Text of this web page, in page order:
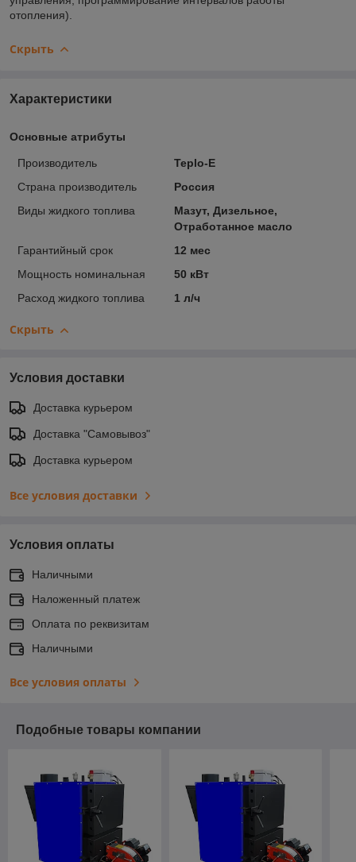
отопления).
Скрыть
Характеристики
Основные атрибуты
Производитель
Teplo-E
Страна производитель
Россия
Виды жидкого топлива
Мазут, Дизельное,
Отработанное масло
Гарантийный срок
12 мес
Мощность номинальная
50 кВт
Расход жидкого топлива
1 л/ч
Скрыть
Условия доставки
Доставка курьером
Доставка "Самовывоз"
Доставка курьером
Все условия доставки
Условия оплаты
Наличными
Наложенный платеж
Оплата по реквизитам
Наличными
Все условия оплаты
Подобные товары компании